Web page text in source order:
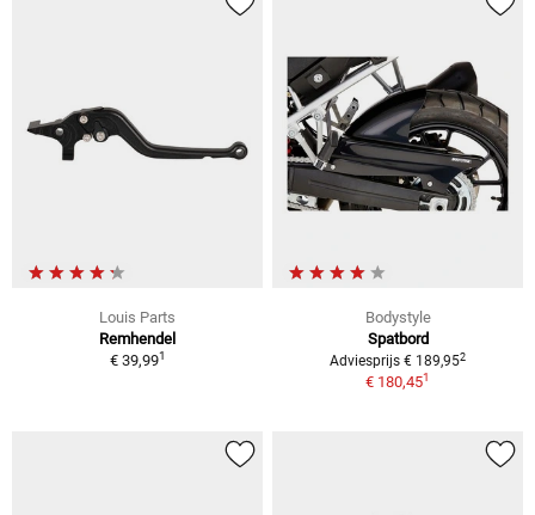
Louis Parts
Remhendel
€ 39,991
Bodystyle
Spatbord
Adviesprijs € 189,952
€ 180,451